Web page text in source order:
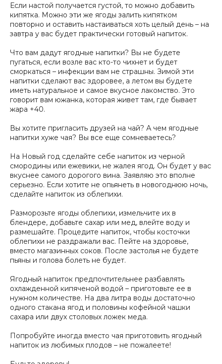
Если настой получается густой, то можно добавить
кипятка. Можно эти же ягоды залить кипятком
повторно и оставить настаиваться хоть целый день – на
завтра у вас будет практически готовый напиток.
Что вам дадут ягодные напитки? Вы не будете
пугаться, если возле вас кто-то чихнет и будет
сморкаться – инфекции вам не страшны. Зимой эти
напитки сделают вас здоровее, а летом вы будете
иметь натуральное и самое вкусное лакомство. Это
говорит вам южанка, которая живет там, где бывает
жара +40.
Вы хотите пригласить друзей на чай? А чем ягодные
напитки хуже чая? Вы все еще сомневаетесь?
На Новый год сделайте себе напиток из черной
смородины или ежевики, не жалея ягод. Он будет у вас
вкуснее самого дорогого вина. Заявляю это вполне
серьезно. Если хотите не опьянеть в новогоднюю ночь,
сделайте напиток из облепихи.
Разморозьте ягоды облепихи, измельчите их в
блендере, добавьте сахар или мед, влейте воду и
размешайте. Процедите напиток, чтобы косточки
облепихи не раздражали вас. Пейте на здоровье,
вместо магазинных соков. После застолья не будете
пьяны и голова болеть не будет.
Ягодный напиток предпочтительнее разбавлять
охлажденной кипяченой водой – приготовьте ее в
нужном количестве. На два литра воды достаточно
одного стакана ягод и половины кофейной чашки
сахара или двух столовых ложек меда.
Попробуйте иногда вместо чая приготовить ягодный
напиток из любимых плодов – не пожалеете!